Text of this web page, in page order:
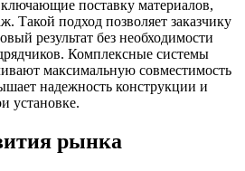
поставку материалов,
Такой подход позволяет заказчику
результат без необходимости
Комплексные системы
максимальную совместимость
надежность конструкции и
установке.
рынка